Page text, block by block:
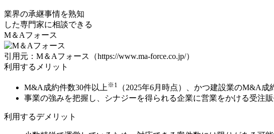
業界の承継事情を熟知
した専門家に相談できる
M＆Aフォース
引用元：M＆Aフォース（https://www.ma-force.co.jp/）
利用するメリット
M&A成約件数30件以上 ※1 （2025年6月時点）、かつ建設業のM&A成
事業の強みを把握し、シナジーを得られる企業に営業をかける受注
利用するデメリット